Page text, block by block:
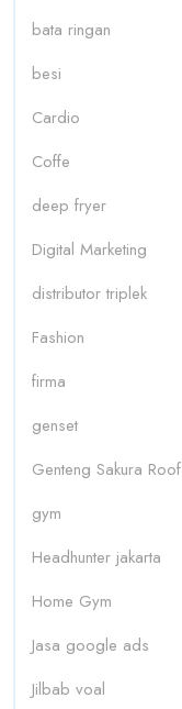
bata ringan
besi
Cardio
Coffe
deep fryer
Digital Marketing
distributor triplek
Fashion
firma
genset
Genteng Sakura Roof
gym
Headhunter jakarta
Home Gym
Jasa google ads
Jilbab voal